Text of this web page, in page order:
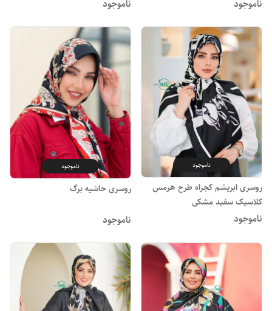
ناموجود ناموجود
ناموجود
روسری ابریشم کجراه طرح هرمس
کلاسیک سفید مشکی
ناموجود
ناموجود
روسری حاشیه برگ
ناموجود